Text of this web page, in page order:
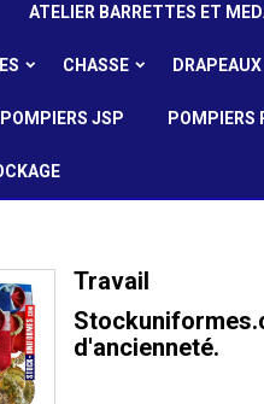
ATELIER BARRETTES ET
CHASSE DRAPEAUX
POMPIERS JSP POMPIERS
Travail
d'ancienneté.